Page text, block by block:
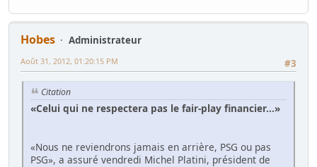
Hobes
Administrateur
#3
Août 31, 2012, 01:20:15 PM
Citation
«Celui qui ne respectera pas le fair-play financier...»
«Nous ne reviendrons jamais en arrière, PSG ou pas
PSG», a assuré vendredi Michel Platini, président de